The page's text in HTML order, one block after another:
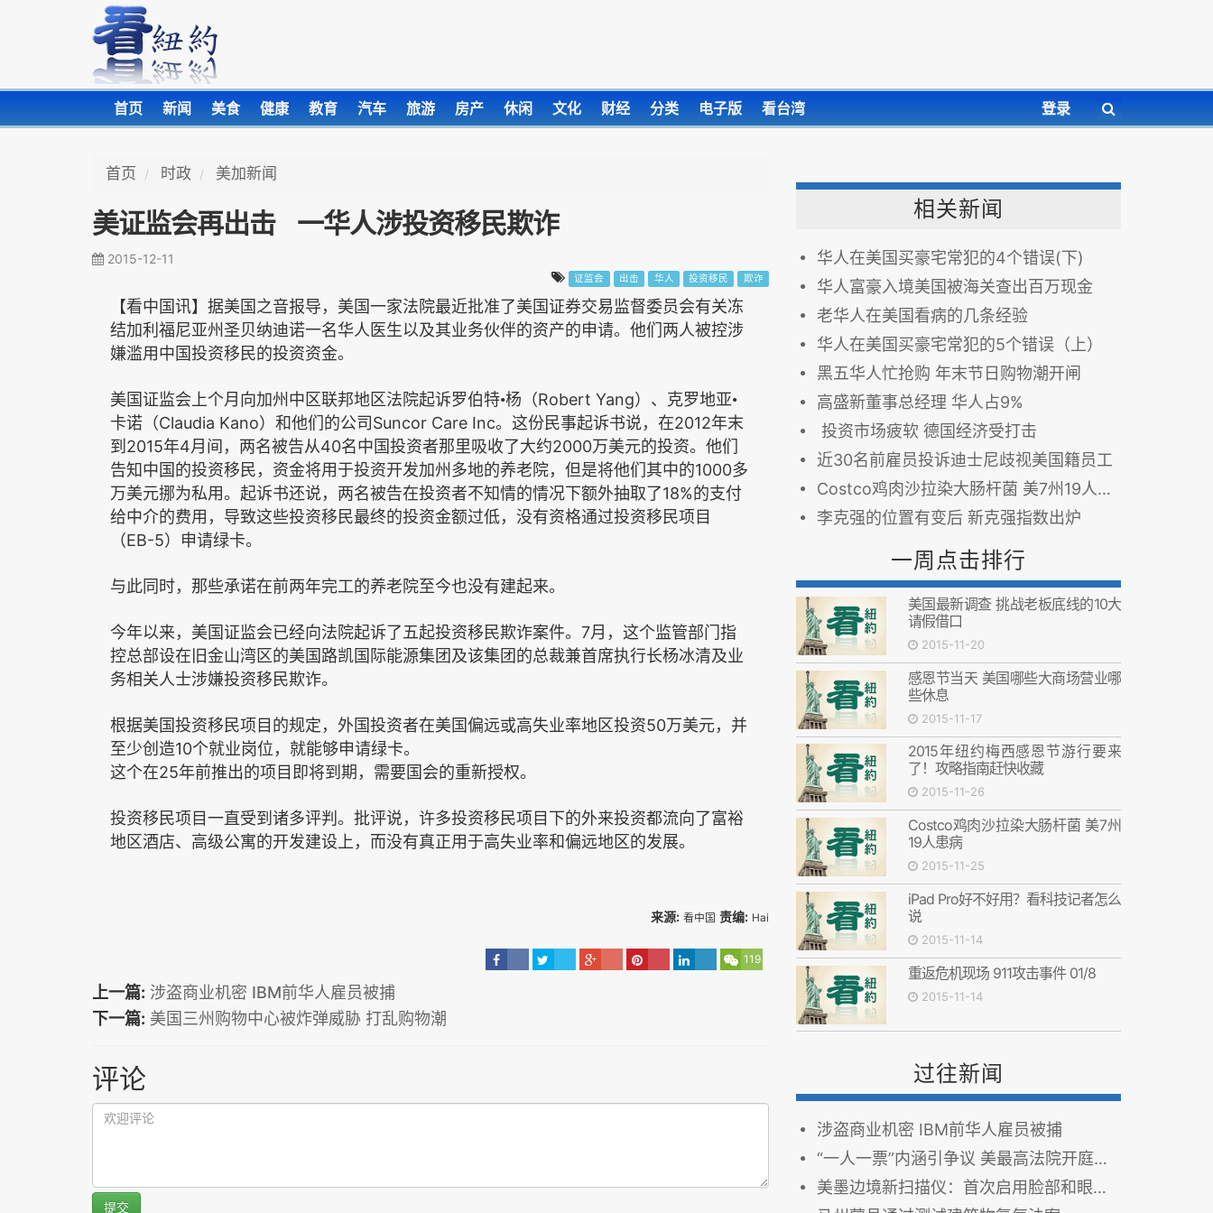
首页 新闻 美食 健康 教育 汽车 旅游 房产 休闲 文化 财经 分类 电子版 看台湾 登录
首页 时政 美加新闻
美证监会再出击 一华人涉投资移民欺诈
2015-12-11
证监会 出击 华人 投资移民 欺诈
【看中国讯】据美国之音报导 ， 美国一家法院最近批准了美国证券交易监督委员会有关冻
结加利福尼亚州圣贝纳迪诺一名华人医生以及其业务伙伴的资产的申请。他们两人被控涉
嫌滥用中国投资移民的投资资金。
美国证监会上个月向加州中区联邦地区法院起诉罗伯特•杨（Robert Yang）、克罗地亚•
卡诺（Claudia Kano）和他们的公司 Suncor Care Inc。这份民事起诉书说，在2012年末
到 2015年4月间，两名被告从40名中国投资者那里吸收了大约2000万美元的投资。他们
告知中国的投资移民，资金将用于投资开发加州多地的养老院，但是将他们其中的1000多
万美元挪为私用。起诉书还说，两名被告在投资者不知情的情况下额外抽取了18% 的支付
给中介的费用，导致这些投资移民最终的投资金额过低，没有资格通过投资移民项目
（EB-5）申请绿卡。
与此同时，那些承诺在前两年完工的养老院至今也没有建起来。
今年以来，美国证监会已经向法院起诉了五起投资移民欺诈案件。 7月，这个监管部门指
控总部设在旧金山湾区的美国路凯国际能源集团及该集团的总裁兼首席执行长杨冰清及业
务相关人士涉嫌投资移民欺诈。
根据美国投资移民项目的规定，外国投资者在美国偏远或高失业率地区投资50万美元，并
至少创造10个就业岗位，就能够申请绿卡。
这个在25年前推出的项目即将到期，需要国会的重新授权。
投资移民项目一直受到诸多评判。批评说，许多投资移民项目下的外来投资都流向了富裕
地区酒店、高级公寓的开发建设上，而没有真正用于高失业率和偏远地区的发展。
来源: 看中国 责编: Hai
119
上一篇: 涉盗商业机密 IBM前华人雇员被捕
下一篇: 美国三州购物中心被炸弹威胁 打乱购物潮
评论
提交
相关新闻
华人在美国买豪宅常犯的4个错误(下)
华人富豪入境美国被海关查出百万现金
老华人在美国看病的几条经验
华人在美国买豪宅常犯的5个错误（上）
黑五华人忙抢购 年末节日购物潮开闸
高盛新董事总经理 华人占9%
投资市场疲软 德国经济受打击
近30名前雇员投诉迪士尼歧视美国籍员工
Costco鸡肉沙拉染大肠杆菌 美7州19人患病
李克强的位置有变后 新克强指数出炉
一周点击排行
美国最新调查 挑战老板底线的10大
请假借口
2015-11-20
感恩节当天 美国哪些大商场营业哪
些休息
2015-11-17
2015年纽约梅西感恩节游行要来
了！攻略指南赶快收藏
2015-11-26
Costco鸡肉沙拉染大肠杆菌 美7州
19人患病
2015-11-25
iPad Pro好不好用？看科技记者怎么
说
2015-11-14
重返危机现场 911攻击事件 01/8
2015-11-14
过往新闻
涉盗商业机密 IBM前华人雇员被捕
“一人一票”内涵引争议 美最高法院开庭受理
美墨边境新扫描仪：首次启用脸部和眼睛虹膜生物识别